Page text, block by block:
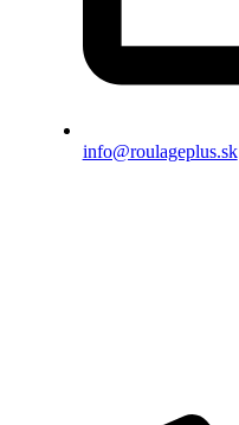
info@roulageplus.sk